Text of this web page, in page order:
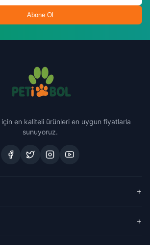
Abone Ol
için en kaliteli ürünleri en uygun fiyatlarla
sunuyoruz.
+
+